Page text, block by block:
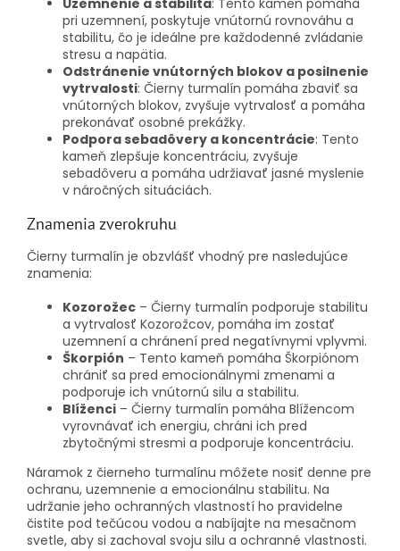
Uzemnenie a stabilita: Tento kameň pomáha
pri uzemnení, poskytuje vnútornú rovnováhu a
stabilitu, čo je ideálne pre každodenné zvládanie
stresu a napätia.
Odstránenie vnútorných blokov a posilnenie
vytrvalosti: Čierny turmalín pomáha zbaviť sa
vnútorných blokov, zvyšuje vytrvalosť a pomáha
prekonávať osobné prekážky.
Podpora sebadôvery a koncentrácie: Tento
kameň zlepšuje koncentráciu, zvyšuje
sebadôveru a pomáha udržiavať jasné myslenie
v náročných situáciách.
Znamenia zverokruhu
Čierny turmalín je obzvlášť vhodný pre nasledujúce
znamenia:
Kozorožec – Čierny turmalín podporuje stabilitu
a vytrvalosť Kozorožcov, pomáha im zostať
uzemnení a chránení pred negatívnymi vplyvmi.
Škorpión – Tento kameň pomáha Škorpiónom
chrániť sa pred emocionálnymi zmenami a
podporuje ich vnútornú silu a stabilitu.
Blíženci – Čierny turmalín pomáha Blížencom
vyrovnávať ich energiu, chráni ich pred
zbytočnými stresmi a podporuje koncentráciu.
Náramok z čierneho turmalínu môžete nosiť denne pre
ochranu, uzemnenie a emocionálnu stabilitu. Na
udržanie jeho ochranných vlastností ho pravidelne
čistite pod tečúcou vodou a nabíjajte na mesačnom
svetle, aby si zachoval svoju silu a ochranné vlastnosti.